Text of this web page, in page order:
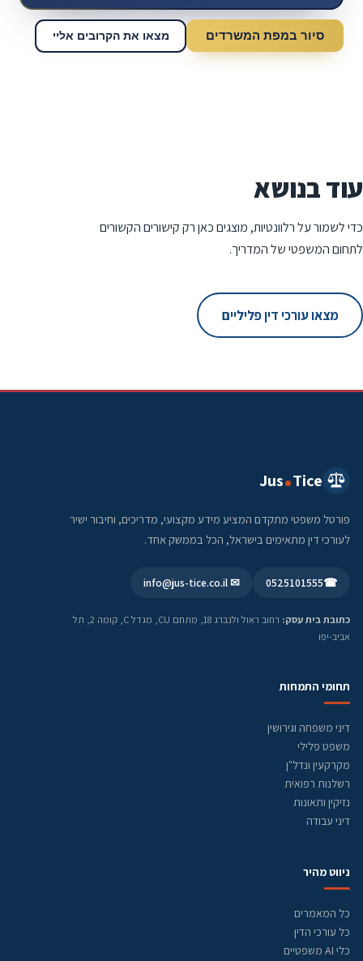
סיור במפת המשרדים מצאו את הקרובים אליי
עוד בנושא
כדי לשמור על רלוונטיות, מוצגים כאן רק קישורים הקשורים
לתחום המשפטי של המדריך.
מצאו עורכי דין פליליים
Jus Tice
פורטל משפטי מתקדם המציע מידע מקצועי, מדריכים, וחיבור ישיר
לעורכי דין מתאימים בישראל, הכל בממשק אחד.
☎
0525101555
✉ info@jus-tice.co.il
כתובת בית עסק:
רחוב ראול ולנברג 18, מתחם CU, מגדל C, קומה 2, תל
אביב-יפו
תחומי התמחות
דיני משפחה וגירושין
משפט פלילי
מקרקעין ונדל"ן
רשלנות רפואית
נזיקין ותאונות
דיני עבודה
ניווט מהיר
כל המאמרים
כל עורכי הדין
כלי AI משפטיים